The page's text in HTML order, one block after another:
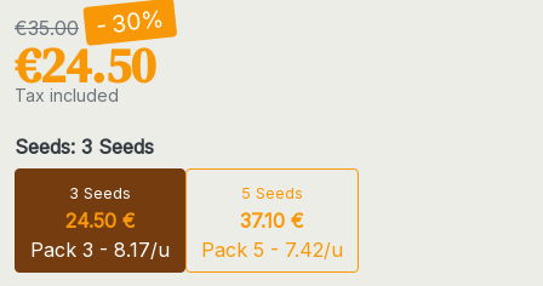
€35.00 - 30%
€24.50
Tax included
Seeds: 3 Seeds
3 Seeds
24.50 €
Pack 3 - 8.17/u
5 Seeds
37.10 €
Pack 5 - 7.42/u